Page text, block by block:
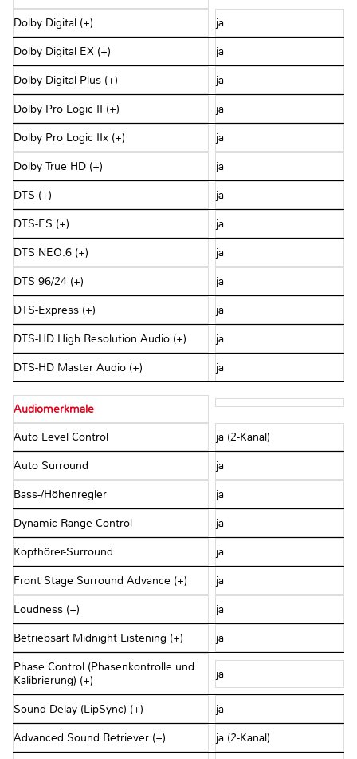
Dolby Digital (+) ja
Dolby Digital EX (+) ja
Dolby Digital Plus (+) ja
Dolby Pro Logic II (+) ja
Dolby Pro Logic IIx (+) ja
Dolby True HD (+) ja
DTS (+) ja
DTS-ES (+) ja
DTS NEO:6 (+) ja
DTS 96/24 (+) ja
DTS-Express (+) ja
DTS-HD High Resolution Audio (+) ja
DTS-HD Master Audio (+) ja
Audiomerkmale
Auto Level Control ja (2-Kanal)
Auto Surround ja
Bass-/Höhenregler ja
Dynamic Range Control ja
Kopfhörer-Surround ja
Front Stage Surround Advance (+) ja
Loudness (+) ja
Betriebsart Midnight Listening (+) ja
Phase Control (Phasenkontrolle und
Kalibrierung) (+)
ja
Sound Delay (LipSync) (+) ja
Advanced Sound Retriever (+) ja (2-Kanal)